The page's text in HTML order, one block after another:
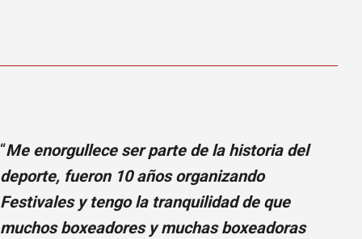
“Me enorgullece ser parte de la historia del
deporte, fueron 10 años organizando
Festivales y tengo la tranquilidad de que
muchos boxeadores y muchas boxeadoras